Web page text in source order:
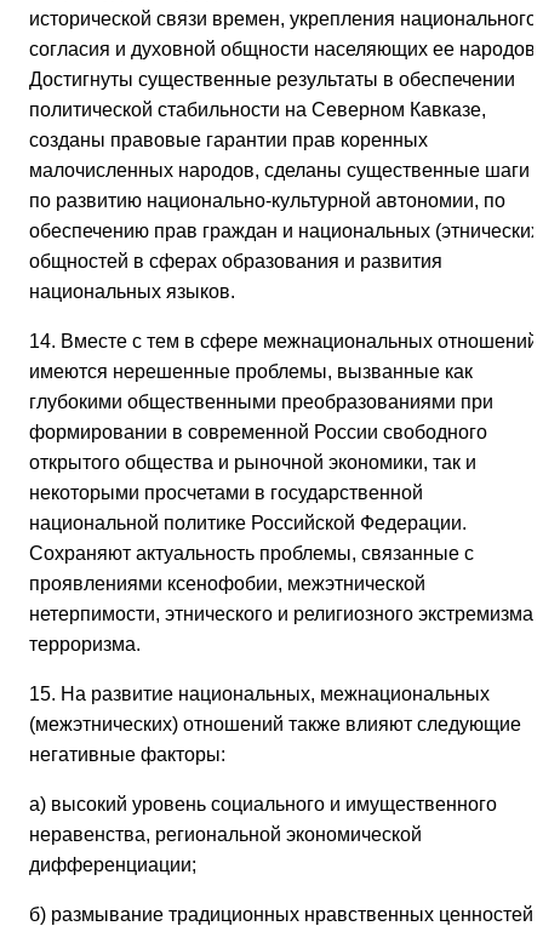
исторической связи времен, укрепления национального
согласия и духовной общности населяющих ее народов.
Достигнуты существенные результаты в обеспечении
политической стабильности на Северном Кавказе,
созданы правовые гарантии прав коренных
малочисленных народов, сделаны существенные шаги
по развитию национально-культурной автономии, по
обеспечению прав граждан и национальных
общностей в сферах образования и развития
национальных языков.
14. Вместе с тем в сфере межнациональных отношений
имеются нерешенные проблемы, вызванные как
глубокими общественными преобразованиями при
формировании в современной России свободного
открытого общества и рыночной экономики, так и
некоторыми просчетами в государственной
национальной политике Российской Федерации.
Сохраняют актуальность проблемы, связанные с
проявлениями ксенофобии, межэтнической
нетерпимости, этнического и религиозного экстремизма,
терроризма.
15. На развитие национальных, межнациональных
(межэтнических) отношений также влияют следующие
негативные факторы:
а) высокий уровень социального и имущественного
неравенства, региональной экономической
дифференциации;
б) размывание традиционных нравственных ценностей